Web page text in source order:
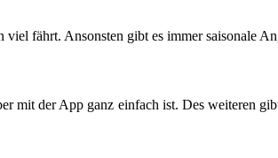
fährt. Ansonsten gibt es immer saisonale
mit der App ganz einfach ist. Des weiteren